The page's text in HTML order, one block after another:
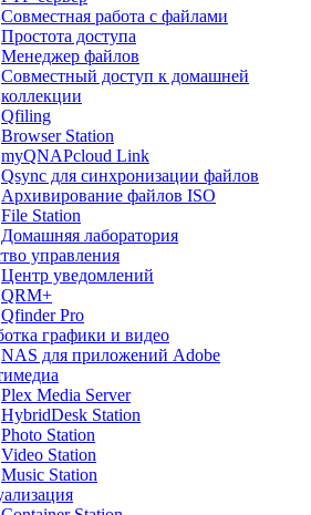
Совместная работа с файлами
Простота доступа
Менеджер файлов
Совместный доступ к домашней
коллекции
Qfiling
Browser Station
myQNAPcloud Link
Qsync для синхронизации файлов
Архивирование файлов ISO
File Station
Домашняя лаборатория
управления
Центр уведомлений
QRM+
Qfinder Pro
графики и видео
NAS для приложений Adobe
Plex Media Server
HybridDesk Station
Photo Station
Video Station
Music Station